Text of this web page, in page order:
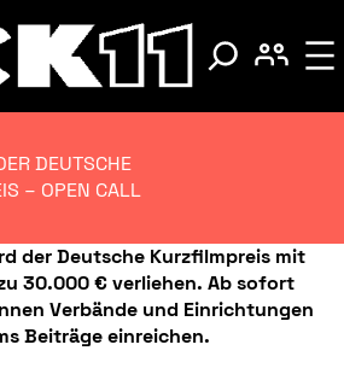
DEUTSCHE
– OPEN CALL
der Deutsche Kurzfilmpreis mit
30.000 € verliehen. Ab sofort
Verbände und Einrichtungen
Beiträge einreichen.